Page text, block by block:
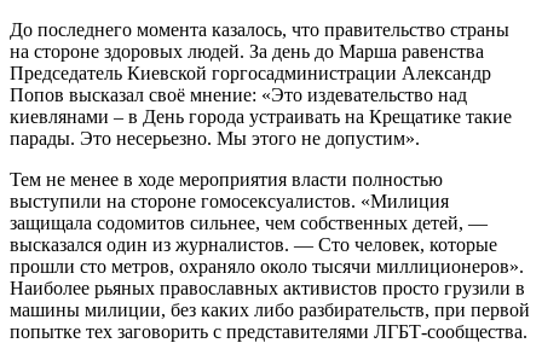
До последнего момента казалось, что правительство страны
на стороне здоровых людей. За день до Марша равенства
Председатель Киевской горгосадминистрации Александр
Попов высказал своё мнение: «Это издевательство над
киевлянами – в День города устраивать на Крещатике такие
парады. Это несерьезно. Мы этого не допустим».
Тем не менее в ходе мероприятия власти полностью
выступили на стороне гомосексуалистов. «Милиция
защищала содомитов сильнее, чем собственных детей, —
высказался один из журналистов. — Сто человек, которые
прошли сто метров, охраняло около тысячи миллиционеров».
Наиболее рьяных православных активистов просто грузили в
машины милиции, без каких либо разбирательств, при первой
попытке тех заговорить с представителями ЛГБТ-сообщества.